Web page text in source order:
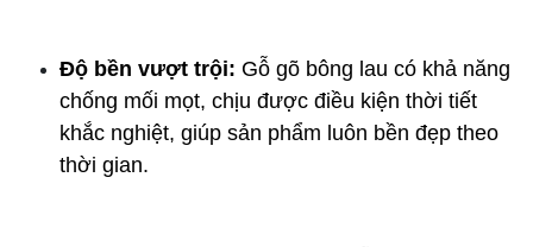
Độ bền vượt trội: Gỗ gõ bông lau có khả năng
chống mối mọt, chịu được điều kiện thời tiết
khắc nghiệt, giúp sản phẩm luôn bền đẹp theo
thời gian.